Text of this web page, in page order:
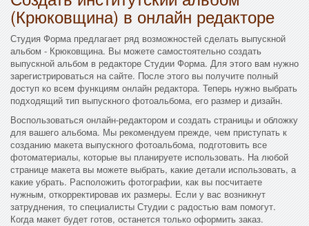
(Крюковщина) в онлайн редакторе
Студия Форма предлагает ряд возможностей сделать выпускной
альбом - Крюковщина. Вы можете самостоятельно создать
выпускной альбом в редакторе Студии Форма. Для этого вам нужно
зарегистрироваться на сайте. После этого вы получите полный
доступ ко всем функциям онлайн редактора. Теперь нужно выбрать
подходящий тип выпускного фотоальбома, его размер и дизайн.
Воспользоваться онлайн-редактором и создать страницы и обложку
для вашего альбома. Мы рекомендуем прежде, чем приступать к
созданию макета выпускного фотоальбома, подготовить все
фотоматериалы, которые вы планируете использовать. На любой
странице макета вы можете выбрать, какие детали использовать, а
какие убрать. Расположить фотографии, как вы посчитаете
нужным, откорректировав их размеры. Если у вас возникнут
затруднения, то специалисты Студии с радостью вам помогут.
Когда макет будет готов, останется только оформить заказ.